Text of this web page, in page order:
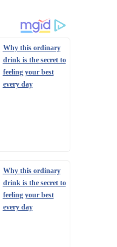
Why this ordinary
drink is the secret to
feeling your best
every day
Why this ordinary
drink is the secret to
feeling your best
every day